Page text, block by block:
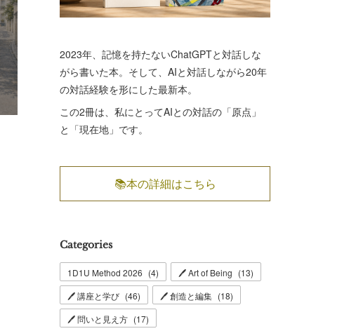
2023年、記憶を持たないChatGPTと対話しな
がら書いた本。そして、AIと対話しながら20年
の対話経験を形にした最新本。
この2冊は、私にとってAIとの対話の「原点」
と「現在地」です。
📚本の詳細はこちら
Categories
1D1U Method 2026 (4) 🖊 Art of Being (13)
🖊 講座と学び (46) 🖊 創造と編集 (18)
🖊 問いと見え方 (17)